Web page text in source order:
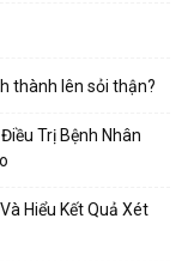
thành lên sỏi thận?
Trị Bệnh Nhân
Hiểu Kết Quả Xét